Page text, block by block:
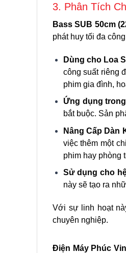
3. Phân Tích
Bass SUB 50cm
phát huy tối đa
Dùng cho Loa
công suất riêng
phim gia đình,
Ứng dụng
bắt buộc. Sản
Nâng Cấp Dàn
việc thêm một
phim hay phòng
Sử dụng cho
này sẽ tạo ra
Với sự linh hoạt
chuyên nghiệp.
Điện Máy Phúc